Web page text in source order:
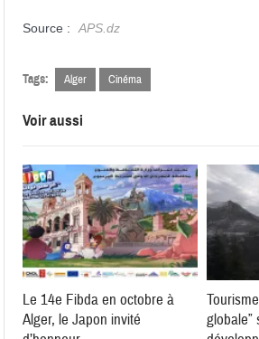
Source : APS.dz
Tags: Alger Cinéma
Voir aussi
Le 14e Fibda en octobre à
Alger, le Japon invité
globale”